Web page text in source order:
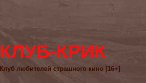
КЛУБ-КРИК
Клуб любителей страшного кино [16+]